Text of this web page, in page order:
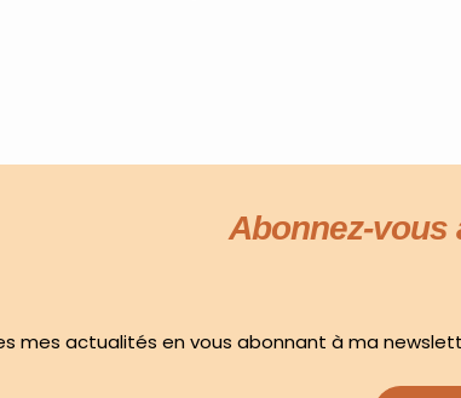
Abonnez-vous
mes actualités en vous abonnant à ma